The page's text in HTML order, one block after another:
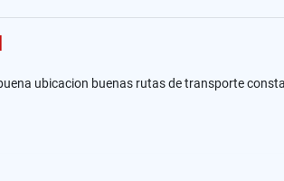
ubicacion buenas rutas de transporte